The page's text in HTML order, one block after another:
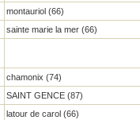
montauriol (66)
sainte marie la mer (66)
chamonix (74)
SAINT GENCE (87)
latour de carol (66)